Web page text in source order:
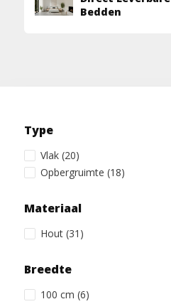
Bedden
Type
Vlak (20)
Opbergruimte (18)
Materiaal
Hout (31)
Breedte
100 cm (6)